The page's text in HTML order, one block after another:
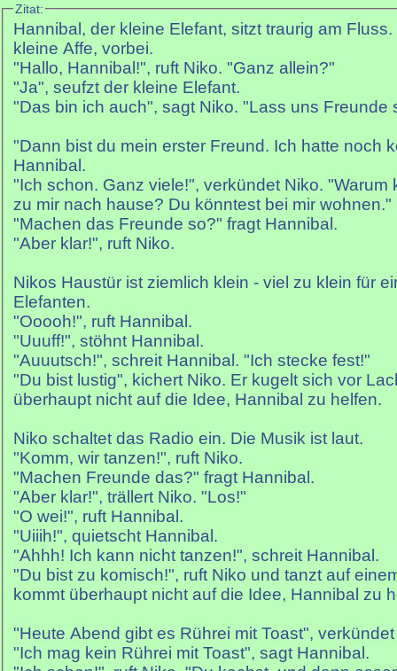
Zitat:
Hannibal, der kleine Elefant, sitzt traurig am
kleine Affe, vorbei.
"Hallo, Hannibal!", ruft Niko. "Ganz allein?"
"Ja", seufzt der kleine Elefant.
"Das bin ich auch", sagt Niko. "Lass uns Freunde
"Dann bist du mein erster Freund. Ich hatte noch keinen", sagt
Hannibal.
"Ich schon. Ganz viele!", verkündet Niko. "Warum
zu mir nach hause? Du könntest bei mir wohnen."
"Machen das Freunde so?" fragt Hannibal.
"Aber klar!", ruft Niko.
Nikos Haustür ist ziemlich klein - viel zu klein für
Elefanten.
"Ooooh!", ruft Hannibal.
"Uuuff!", stöhnt Hannibal.
"Auuutsch!", schreit Hannibal. "Ich stecke fest!"
"Du bist lustig", kichert Niko. Er kugelt sich vor
überhaupt nicht auf die Idee, Hannibal zu helfen.
Niko schaltet das Radio ein. Die Musik ist laut.
"Komm, wir tanzen!", ruft Niko.
"Machen Freunde das?" fragt Hannibal.
"Aber klar!", trällert Niko. "Los!"
"O wei!", ruft Hannibal.
"Uiiih!", quietscht Hannibal.
"Ahhh! Ich kann nicht tanzen!", schreit Hannibal.
"Du bist zu komisch!", ruft Niko und tanzt auf
kommt überhaupt nicht auf die Idee, Hannibal zu
"Heute Abend gibt es Rührei mit Toast",
"Ich mag kein Rührei mit Toast", sagt Hannibal.